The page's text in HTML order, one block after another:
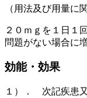
（用法及び用量に
２０ｍｇを１日１
問題がない場合に
効能・効果
１）． 次記疾患